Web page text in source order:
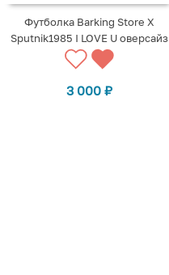
Футболка Barking Store X
Sputnik1985 I LOVE U оверсайз
3 000 ₽